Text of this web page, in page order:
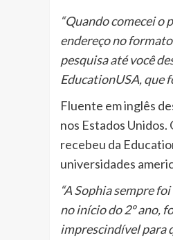
“Quando comecei o
endereço no
pesquisa até você
EducationUSA, que
Fluente em inglês
nos Estados
recebeu da
universidades
“A Sophia sempre
no início do 2º ano,
imprescindível para